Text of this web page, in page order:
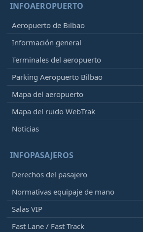
INFOAEROPUERTO
Aeropuerto de Bilbao
Información general
Terminales del aeropuerto
Parking Aeropuerto Bilbao
Mapa del aeropuerto
Mapa del ruido WebTrak
Noticias
INFOPASAJEROS
Derechos del pasajero
Normativas equipaje de mano
Salas VIP
Fast Lane / Fast Track